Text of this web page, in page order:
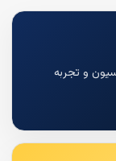
و تجربه